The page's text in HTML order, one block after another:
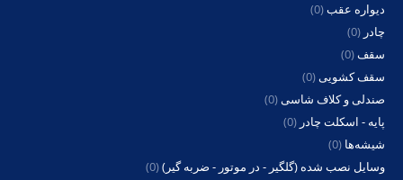
دیواره عقب(0)
چادر (0)
سقف(0)
سقف کشویی(0)
صندلی و کلاف شاسی(0)
پایه - اسکلت چادر (0)
شیشه‌ها (0)
وسایل نصب شده (گلگیر - در موتور - ضربه گیر)(0)